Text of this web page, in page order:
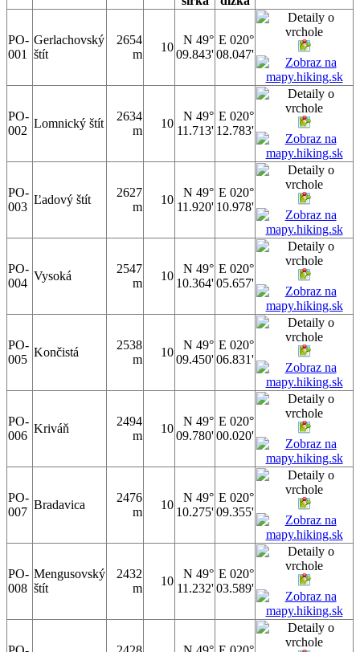
PO-
001
Gerlachovský
štít
2654
m
10
N 49°
09.843'
E 020°
08.047'
PO-
002
Lomnický štít
2634
m
10
N 49°
11.713'
E 020°
12.783'
PO-
003
Ľadový štít
2627
m
10
N 49°
11.920'
E 020°
10.978'
PO-
004
Vysoká
2547
m
10
N 49°
10.364'
E 020°
05.657'
PO-
005
Končistá
2538
m
10
N 49°
09.450'
E 020°
06.831'
PO-
006
Kriváň
2494
m
10
N 49°
09.780'
E 020°
00.020'
PO-
007
Bradavica
2476
m
10
N 49°
10.275'
E 020°
09.355'
PO-
008
Mengusovský
štít
2432
m
10
N 49°
11.232'
E 020°
03.589'